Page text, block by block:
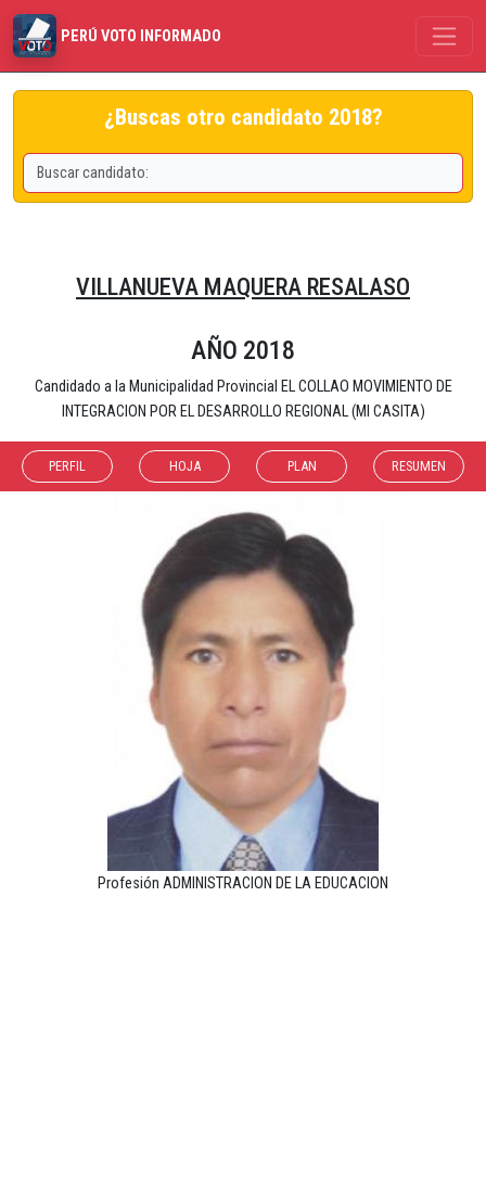
PERÚ VOTO INFORMADO
¿Buscas otro candidato 2018?
VILLANUEVA MAQUERA RESALASO
AÑO 2018
Candidado a la Municipalidad Provincial EL COLLAO MOVIMIENTO DE
INTEGRACION POR EL DESARROLLO REGIONAL (MI CASITA)
PERFIL HOJA PLAN RESUMEN
Profesión ADMINISTRACION DE LA EDUCACION